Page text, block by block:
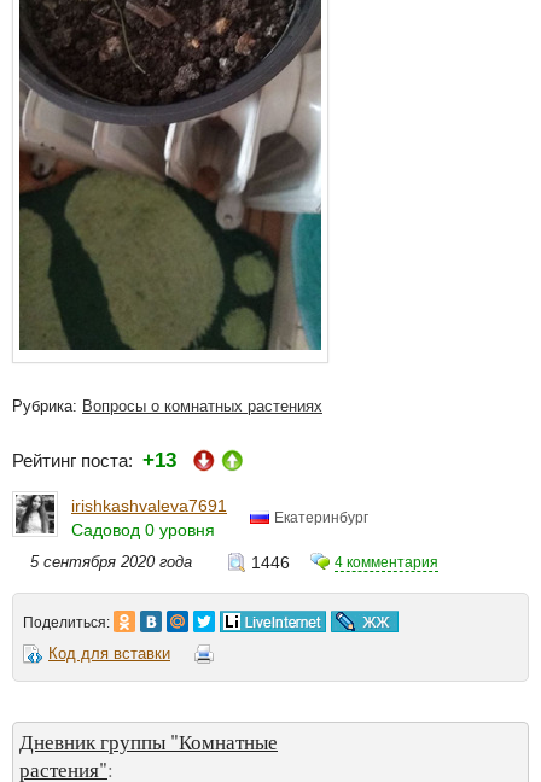
Рубрика: Вопросы о комнатных растениях
Рейтинг поста: +13
irishkashvaleva7691
Садовод 0 уровня
Екатеринбург
5 сентября 2020 года 1446 4 комментария
Поделиться:
Код для вставки
Дневник группы "Комнатные
растения":